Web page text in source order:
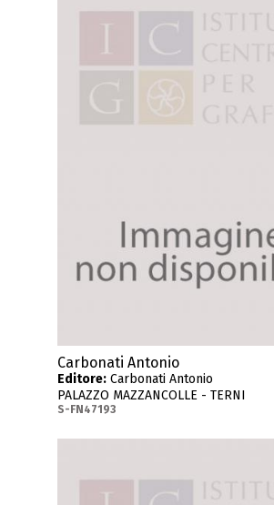
Carbonati Antonio
Editore: Carbonati Antonio
PALAZZO MAZZANCOLLE - TERNI
S-FN47193